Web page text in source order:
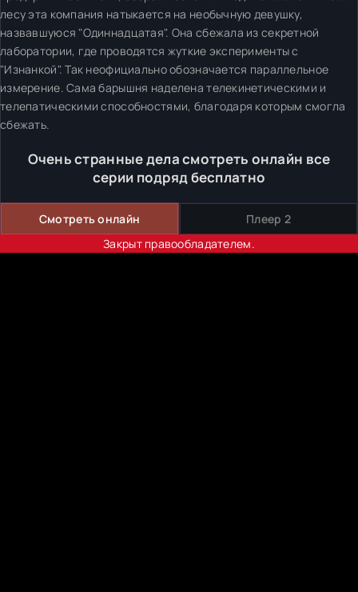
лесу эта компания натыкается на необычную девушку,
назвавшуюся "Одиннадцатая". Она сбежала из секретной
лаборатории, где проводятся жуткие эксперименты с
"Изнанкой". Так неофициально обозначается параллельное
измерение. Сама барышня наделена телекинетическими и
телепатическими способностями, благодаря которым смогла
сбежать.
Очень странные дела смотреть онлайн все
серии подряд бесплатно
Смотреть онлайн
Плеер 2
Закрыт правообладателем.